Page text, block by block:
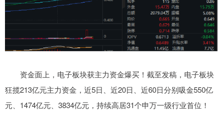
资金面上，电子板块获主力资金爆买！截至发稿，电子板块
狂揽213亿元主力资金，近5日、近20日、近60日分别吸金550亿
元、1474亿元、3834亿元，持续高居31个申万一级行业首位！